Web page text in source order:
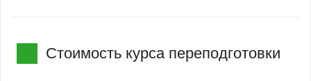
Стоимость курса переподготовки